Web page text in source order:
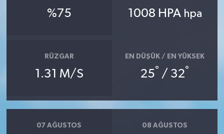
%75 1008 HPA hpa
RÜZGAR
1.31 M/S
EN DÜŞÜK / EN YÜKSEK
25° / 32°
07 AĞUSTOS 08 AĞUSTOS